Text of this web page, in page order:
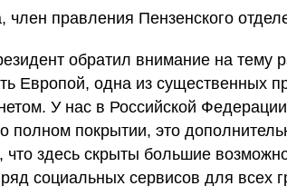
член правления Пензенского
обратил внимание на тему
Европой, одна из существенных
У нас в Российской
о полном покрытии, это
здесь скрыты большие
социальных сервисов для всех